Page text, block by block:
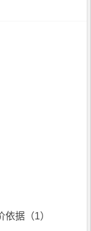
据（1）